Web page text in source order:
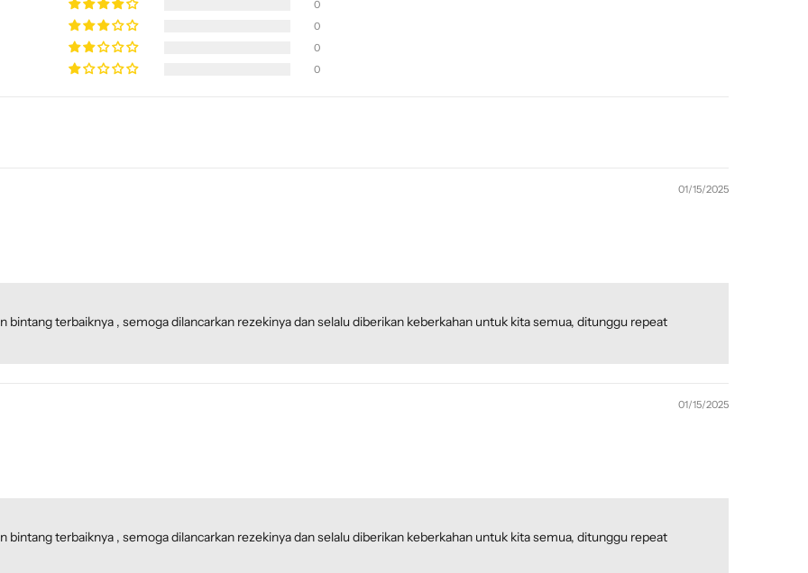
0
0
0
0
01/15/2025
terbaiknya , semoga dilancarkan rezekinya dan selalu diberikan keberkahan untuk kita semua, ditunggu repeat
01/15/2025
terbaiknya , semoga dilancarkan rezekinya dan selalu diberikan keberkahan untuk kita semua, ditunggu repeat